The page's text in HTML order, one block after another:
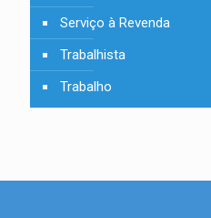
Serviço à Revenda
Trabalhista
Trabalho